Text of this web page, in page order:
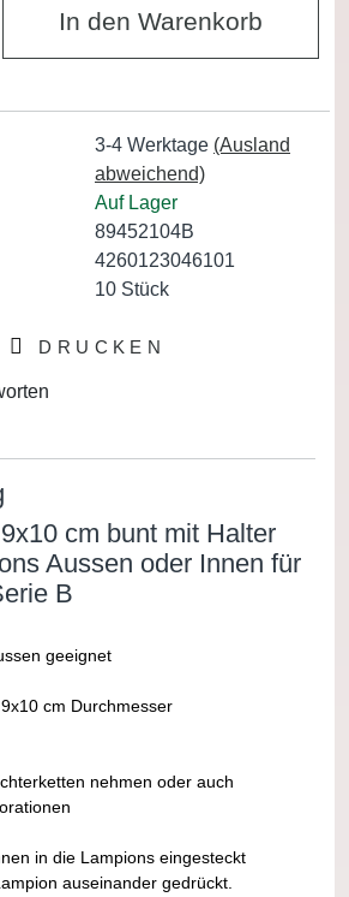
In den Warenkorb
3-4 Werktage (Ausland
abweichend)
Auf Lager
89452104B
4260123046101
10 Stück
DRUCKEN
cm bunt mit Halter
Aussen oder Innen für
B
geeignet
cm Durchmesser
nehmen oder auch
in die Lampions eingesteckt
auseinander gedrückt.